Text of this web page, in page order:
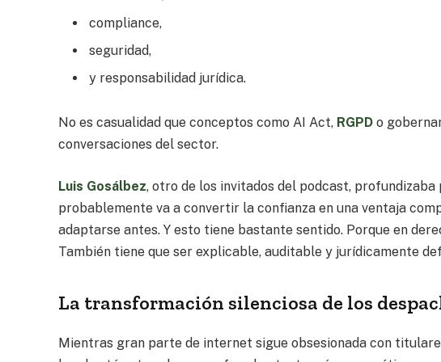
compliance,
seguridad,
y responsabilidad jurídica.
No es casualidad que conceptos como AI Act, RGPD o
conversaciones del sector.
Luis Gosálbez, otro de los invitados del podcast,
probablemente va a convertir la confianza en una ventaja
adaptarse antes. Y esto tiene bastante sentido. Porque en
También tiene que ser explicable, auditable y jurídicamente
La transformación silenciosa de los
Mientras gran parte de internet sigue obsesionada con